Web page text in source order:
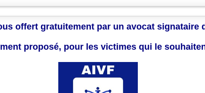
offert gratuitement par un avocat signataire
proposé, pour les victimes qui le